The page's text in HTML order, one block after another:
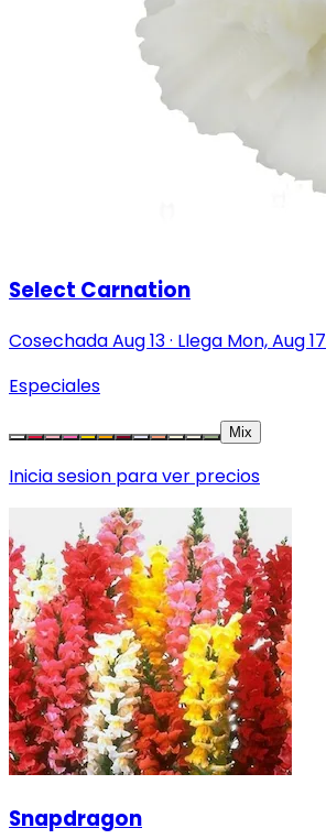
Select Carnation
CosechadaAug 13· Llega Mon, Aug 17
Especiales
Mix
Inicia sesion para ver precios
Snapdragon